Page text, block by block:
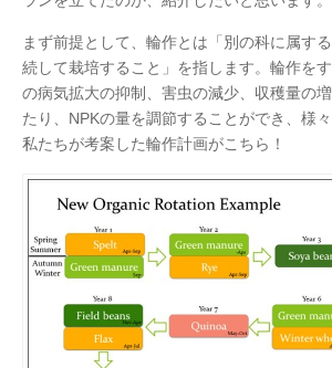
まず前提として、輪作とは「別の科に属す
続して栽培すること」を指します。輪作を
の病気拡大の抑制、害虫の減少、収穫量の
たり、NPKの量を調節することができ、様
私たちが考案した輪作計画がこちら！